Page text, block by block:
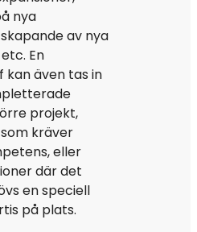
nya
av nya
En
kan även tas in
projekt,
kräver
eller
där det
en speciell
på plats.